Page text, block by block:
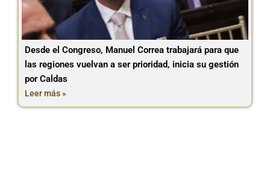
Desde el Congreso, Manuel Correa trabajará para que
las regiones vuelvan a ser prioridad, inicia su gestión
por Caldas
Leer más »